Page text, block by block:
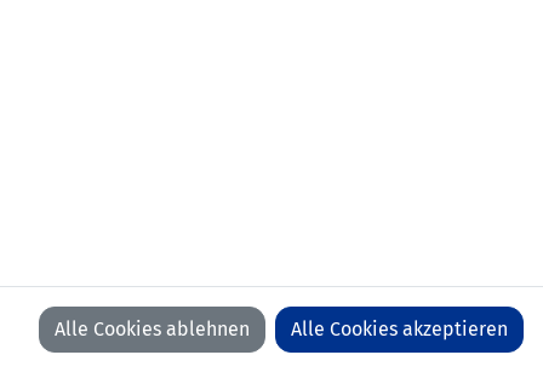
Alle Cookies ablehnen Alle Cookies akzeptieren